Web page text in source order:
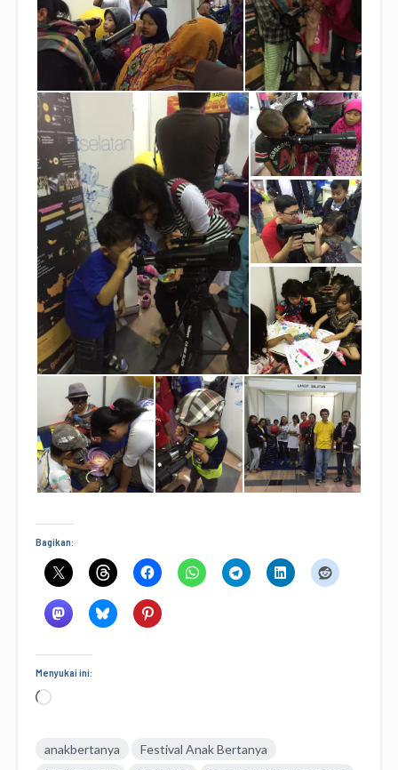
Bagikan:
Menyukai ini:
Memuat...
anakbertanya
Festival Anak Bertanya